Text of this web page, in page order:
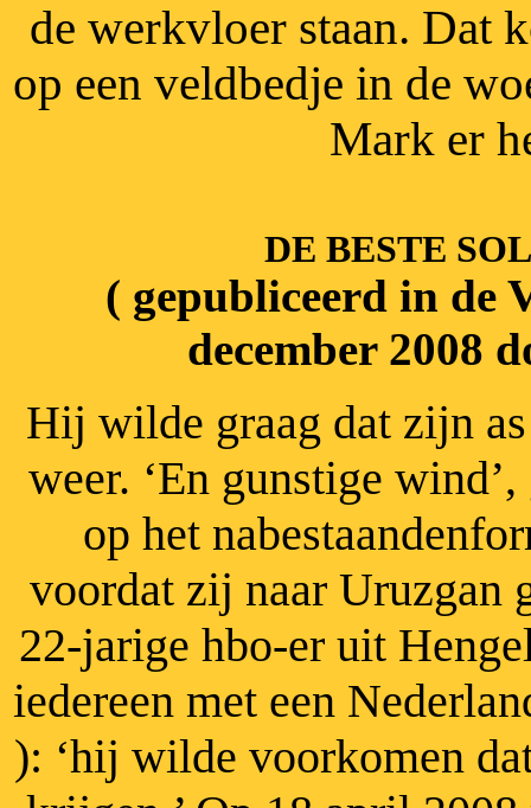
de werkvloer staan. Dat
op een veldbedje in de
Mark er
DE BESTE
( gepubliceerd in de
december 2008
Hij wilde graag dat zijn
weer. ‘En gunstige
op het
voordat zij naar Uruzgan
22-jarige hbo-er uit
iedereen met een
): ‘hij wilde voorkomen